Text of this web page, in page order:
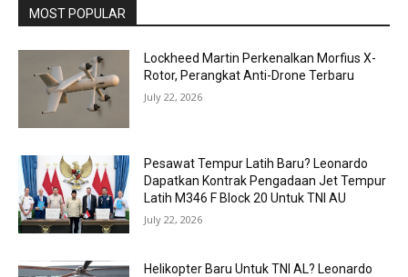
MOST POPULAR
Lockheed Martin Perkenalkan Morfius X-
Rotor, Perangkat Anti-Drone Terbaru
July 22, 2026
Pesawat Tempur Latih Baru? Leonardo
Dapatkan Kontrak Pengadaan Jet Tempur
Latih M346 F Block 20 Untuk TNI AU
July 22, 2026
Helikopter Baru Untuk TNI AL? Leonardo